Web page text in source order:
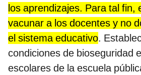
los aprendizajes. Para tal fin,
vacunar a los docentes y no
el sistema educativo.
condiciones de bioseguridad
escolares de la escuela